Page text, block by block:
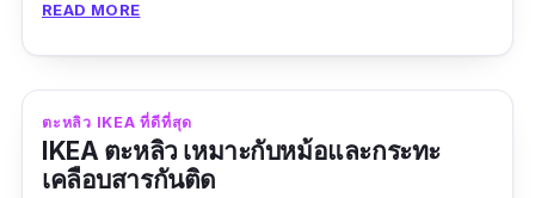
ห้ามใช้กับเตาไมโครเวฟ
READ MORE
ตะหลิว IKEA ที่ดีที่สุด
IKEA ตะหลิว เหมาะกับหม้อและกระทะ
เคลือบสารกันติด